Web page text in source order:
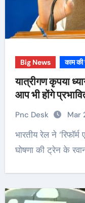
Big News काम
यात्रीगण कृपया
आप भी होंगे
Pnc Desk Mar
भारतीय रेल ने ‘रिफॉर्म एक्सप्रेस’ के तहत पाँच नए सुधारों की
घोषणा की ट्रेन के